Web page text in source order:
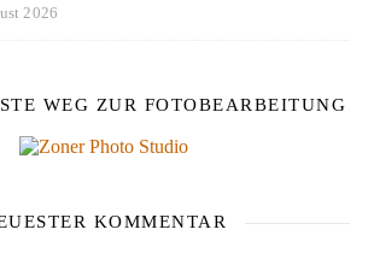
2026
WEG ZUR FOTOBEARBEITUNG
KOMMENTAR